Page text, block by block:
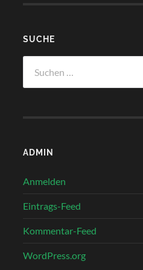
SUCHE
nach:
ADMIN
Anmelden
Eintrags-Feed
Kommentar-Feed
WordPress.org